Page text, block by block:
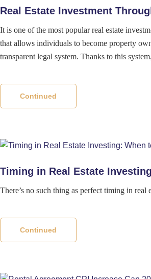
Real Estate Investment
It is one of the most popular real estate
that allows individuals to become property
transparent legal system. Thanks to this
Continued
Timing in Real Estate
There’s no such thing as perfect timing in
Continued